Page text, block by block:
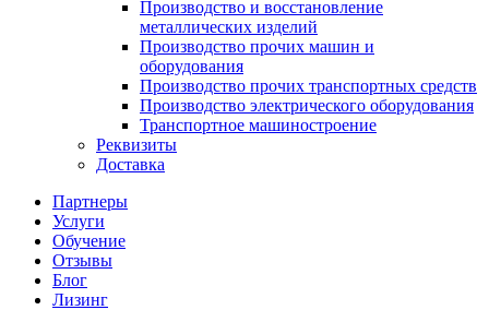
Производство и восстановление
металлических изделий
Производство прочих машин и
оборудования
Производство прочих транспортных средств
Производство электрического оборудования
Транспортное машиностроение
Реквизиты
Доставка
Партнеры
Услуги
Обучение
Отзывы
Блог
Лизинг